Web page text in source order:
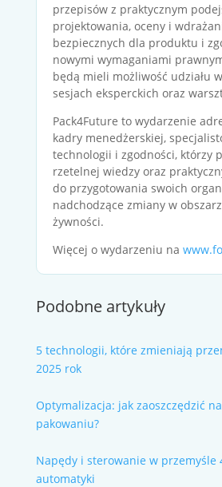
przepisów z praktycznym
projektowania, oceny i
bezpiecznych dla produktu i
nowymi wymaganiami
będą mieli możliwość udziału
sesjach eksperckich oraz
Pack4Future to wydarzenie
kadry menedżerskiej,
technologii i zgodności, którzy
rzetelnej wiedzy oraz
do przygotowania swoich
nadchodzące zmiany w
żywności.
Więcej o wydarzeniu na
Podobne artykuły
5 technologii, które zmieniają
2025 rok
Optymalizacja: jak zaoszczędzić
pakowaniu?
Napędy i sterowanie w przemyśle
automatyki